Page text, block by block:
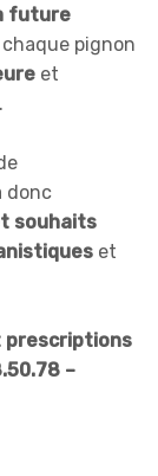
future
pignon
et
.
donc
souhaits
et
prescriptions
–